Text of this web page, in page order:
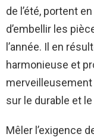
de l’été, portent
d’embellir les
l’année. Il en
harmonieuse et
merveilleusement
sur le durable et
Mêler l’exigence